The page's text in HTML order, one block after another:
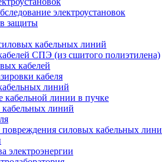
электроустановок
защиты
кабельных линий
СПЭ (из сшитого полиэтилена)
кабелей
кабеля
линий
кабельной линии в пучке
кабельных линий
повреждения силовых кабельных
электроэнергии